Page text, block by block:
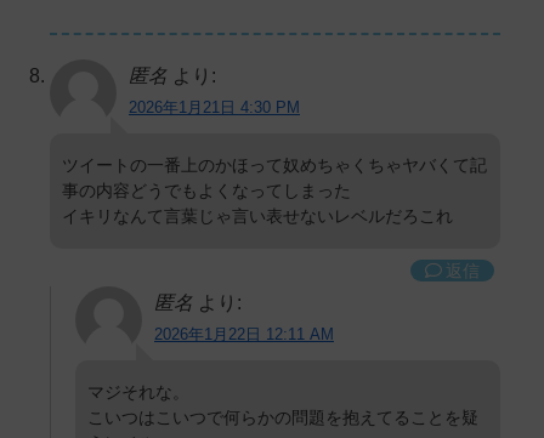
匿名 より:
2026年1月21日 4:30 PM
ツイートの一番上のかほって奴めちゃくちゃヤバくて記
事の内容どうでもよくなってしまった
イキリなんて言葉じゃ言い表せないレベルだろこれ
返信
匿名 より:
2026年1月22日 12:11 AM
マジそれな。
こいつはこいつで何らかの問題を抱えてることを疑